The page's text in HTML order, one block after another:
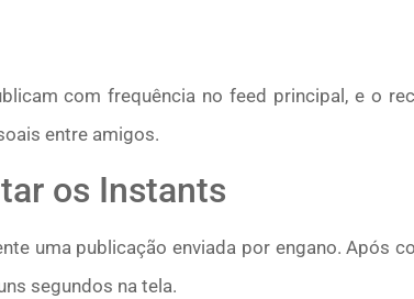
com frequência no feed principal, e o
entre amigos.
os Instants
uma publicação enviada por engano. Após
segundos na tela.